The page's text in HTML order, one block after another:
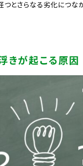
つとさらなる劣化につ
きが起こる原因